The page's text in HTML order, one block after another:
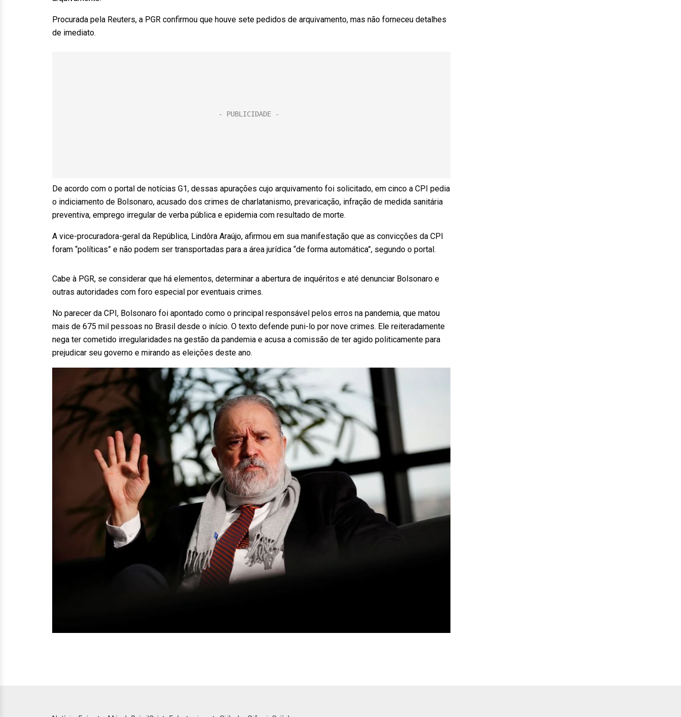
Procurada pela Reuters, a PGR confirmou que houve sete pedidos de arquivamento, mas não forneceu detalhes
de imediato.
De acordo com o portal de notícias G1, dessas apurações cujo arquivamento foi solicitado, em cinco a CPI pedia
o indiciamento de Bolsonaro, acusado dos crimes de charlatanismo, prevaricação, infração de medida sanitária
preventiva, emprego irregular de verba pública e epidemia com resultado de morte.
A vice-procuradora-geral da República, Lindôra Araújo, afirmou em sua manifestação que as convicções da CPI
foram “políticas” e não podem ser transportadas para a área jurídica “de forma automática”, segundo o portal.
Cabe à PGR, se considerar que há elementos, determinar a abertura de inquéritos e até denunciar Bolsonaro e
outras autoridades com foro especial por eventuais crimes.
No parecer da CPI, Bolsonaro foi apontado como o principal responsável pelos erros na pandemia, que matou
mais de 675 mil pessoas no Brasil desde o início. O texto defende puni-lo por nove crimes. Ele reiteradamente
nega ter cometido irregularidades na gestão da pandemia e acusa a comissão de ter agido politicamente para
prejudicar seu governo e mirando as eleições deste ano.